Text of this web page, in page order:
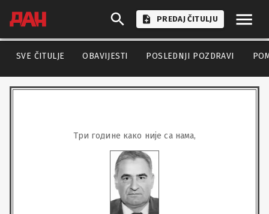
PREDAJ ČITULJU
SVE ČITULJE OBAVIJESTI POSLEDNJI POZDRAVI
Три године како није са нама,